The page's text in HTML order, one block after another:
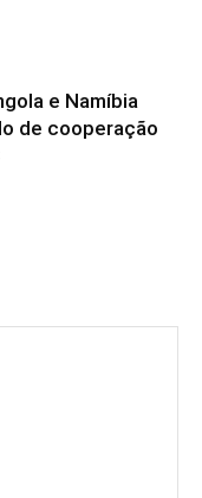
e Namíbia
de cooperação